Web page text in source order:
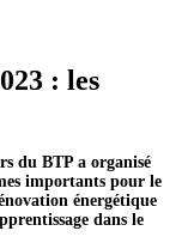
: les
du BTP a organisé
importants pour le
énergétique
dans le